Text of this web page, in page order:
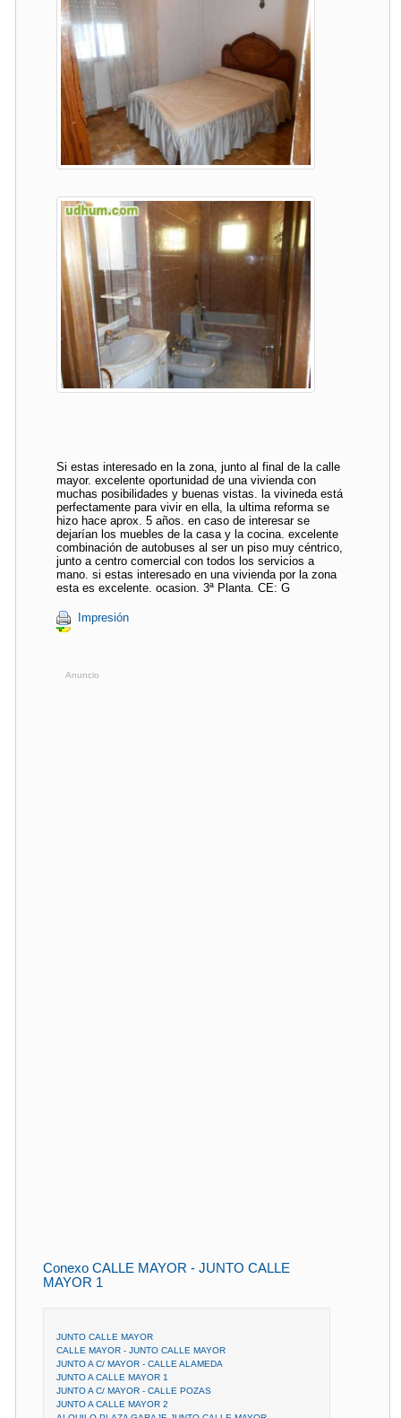
Si estas interesado en la zona, junto al final de la calle
mayor. excelente oportunidad de una vivienda con
muchas posibilidades y buenas vistas. la vivineda está
perfectamente para vivir en ella, la ultima reforma se
hizo hace aprox. 5 años. en caso de interesar se
dejarían los muebles de la casa y la cocina. excelente
combinación de autobuses al ser un piso muy céntrico,
junto a centro comercial con todos los servicios a
mano. si estas interesado en una vivienda por la zona
esta es excelente. ocasion. 3ª Planta. CE: G
Impresión
Anuncio
Conexo CALLE MAYOR - JUNTO CALLE
MAYOR 1
JUNTO CALLE MAYOR
CALLE MAYOR - JUNTO CALLE MAYOR
JUNTO A C/ MAYOR - CALLE ALAMEDA
JUNTO A CALLE MAYOR 1
JUNTO A C/ MAYOR - CALLE POZAS
JUNTO A CALLE MAYOR 2